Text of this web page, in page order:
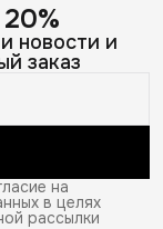
новости и
заказ
на
в целях
рассылки